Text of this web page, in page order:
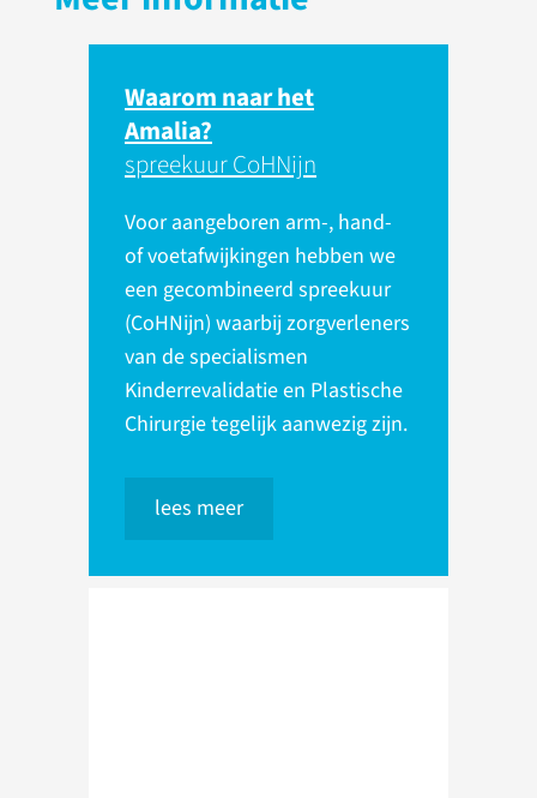
Waarom naar het
Amalia?
spreekuur CoHNijn
Voor aangeboren arm-, hand-
of voetafwijkingen hebben we
een gecombineerd spreekuur
(CoHNijn) waarbij zorgverleners
van de specialismen
Kinderrevalidatie en Plastische
Chirurgie tegelijk aanwezig zijn.
lees meer